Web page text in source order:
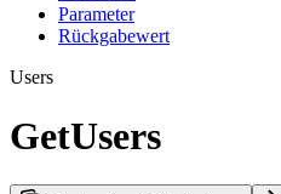
Parameter
Rückgabewert
Users
GetUsers